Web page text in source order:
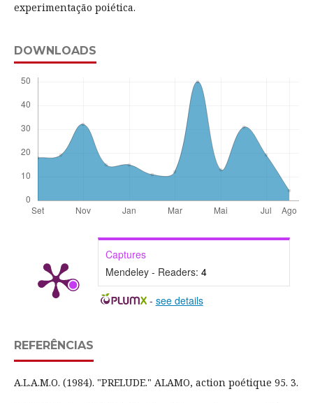
experimentação poiética.
DOWNLOADS
Captures
Mendeley - Readers: 4
- see details
REFERÊNCIAS
A.L.A.M.O. (1984). "PRELUDE." ALAMO, action poétique 95. 3.